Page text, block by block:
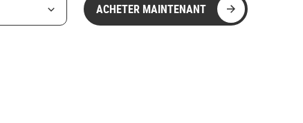
ACHETER MAINTENANT